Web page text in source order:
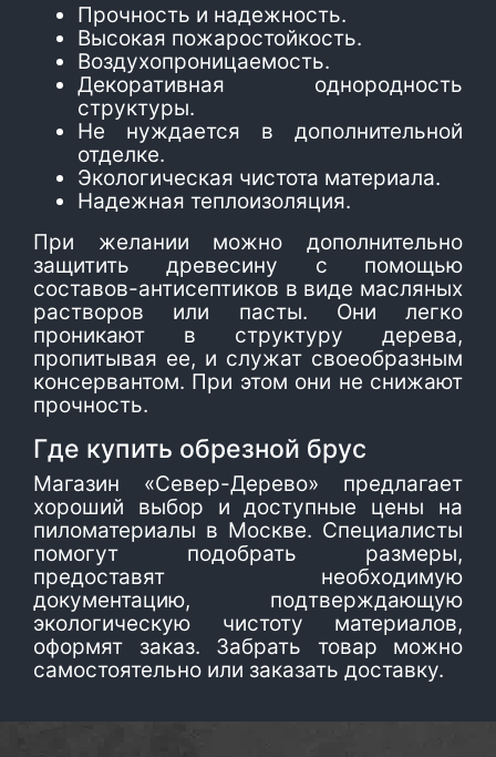
Прочность и надежность.
Высокая пожаростойкость.
Воздухопроницаемость.
Декоративная однородность
структуры.
Не нуждается в дополнительной
отделке.
Экологическая чистота материала.
Надежная теплоизоляция.
При желании можно дополнительно
защитить древесину с помощью
составов-антисептиков в виде масляных
растворов или пасты. Они легко
проникают в структуру дерева,
пропитывая ее, и служат своеобразным
консервантом. При этом они не снижают
прочность.
Где купить обрезной брус
Магазин «Север-Дерево» предлагает
хороший выбор и доступные цены на
пиломатериалы в Москве. Специалисты
помогут подобрать размеры,
предоставят необходимую
документацию, подтверждающую
экологическую чистоту материалов,
оформят заказ. Забрать товар можно
самостоятельно или заказать доставку.